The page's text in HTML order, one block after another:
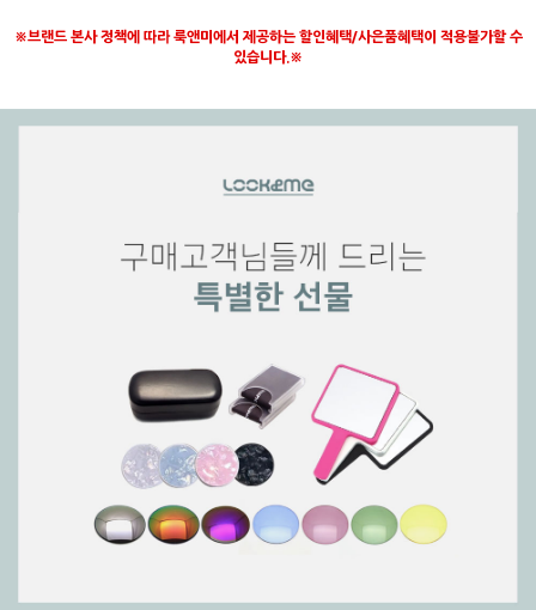
※브랜드 본사 정책에 따라 룩앤미에서 제공하는 할인혜택/사은품혜택이 적용불가할 수
있습니다.※